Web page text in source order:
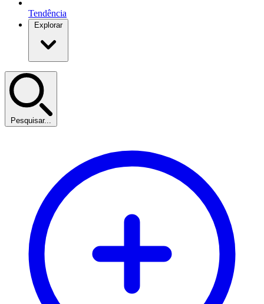
Tendência
Explorar
Pesquisar...